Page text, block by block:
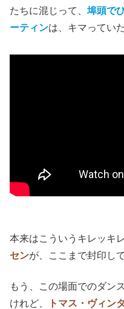
たちに混じって、 埠頭で
ーティンは、キマっていた
本来はこういうキレッキ
センが、ここまで封印し
もう、この場面でのダン
けれど、
トマス・ヴィン